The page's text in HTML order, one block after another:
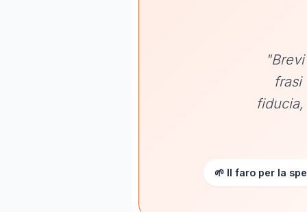
frasi
🌱 Il faro per la